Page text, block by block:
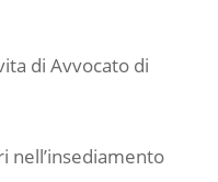
di Avvocato di
nell’insediamento